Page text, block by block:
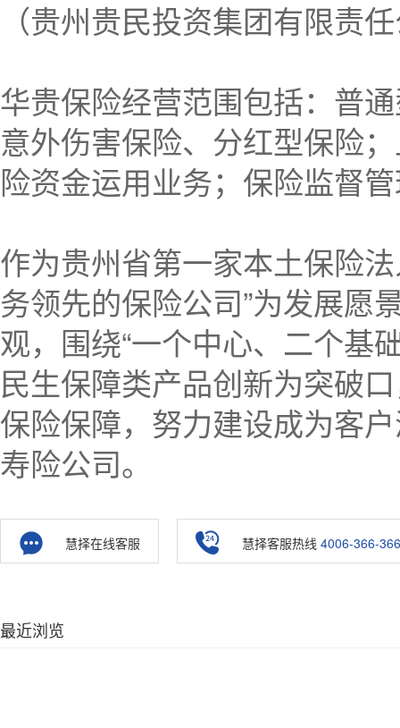
（贵州贵民投资集团有限责
华贵保险经营范围包括：普
意外伤害保险、分红型保险
险资金运用业务；保险监督
作为贵州省第一家本土保险
务领先的保险公司”为发展愿
观，围绕“一个中心、二个基
民生保障类产品创新为突破
保险保障，努力建设成为客
寿险公司。
慧择在线客服 慧择客服热线 4006-366-366
最近浏览